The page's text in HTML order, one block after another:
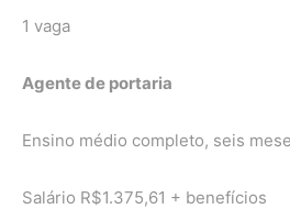
1 vaga
Agente de portaria
Ensino médio completo, seis
Salário R$1.375,61 + benefícios